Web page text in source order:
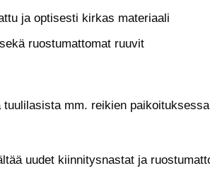
ja optisesti kirkas materiaali
ruostumattomat ruuvit
mm. reikien
uudet kiinnitysnastat ja